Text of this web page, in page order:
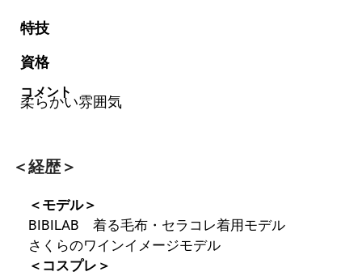
特技
資格
コメント
柔らかい雰囲気
＜経歴＞
＜モデル＞
BIBILAB 着る毛布・セラコレ着用モデル
さくらのワインイメージモデル
＜コスプレ＞